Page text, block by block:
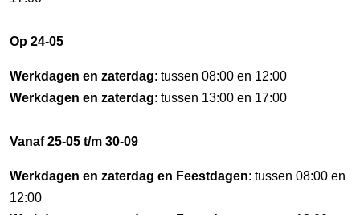
Op 24-05
Werkdagen en zaterdag: tussen 08:00 en 12:00
Werkdagen en zaterdag: tussen 13:00 en 17:00
Vanaf 25-05 t/m 30-09
Werkdagen en zaterdag en Feestdagen: tussen 08:00 en
12:00